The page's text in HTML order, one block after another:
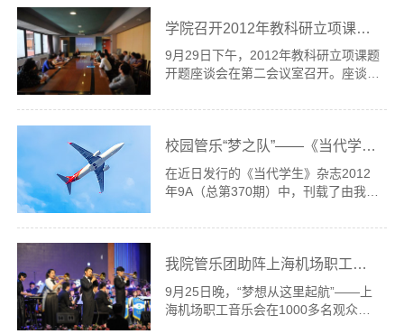
周老师宣布开学典礼正式开始。在全体
学院召开2012年教科研立项课题开题座谈会
9月29日下午，2012年教科研立项课题
开题座谈会在第二会议室召开。座谈会
责人出席了会议并作了发言。 陆周首
成情况，之后介绍了2012年校内课
题...
校园管乐“梦之队”——《当代学生》杂志载文介绍我院管乐团
在近日发行的《当代学生》杂志2012
年9A（总第370期）中，刊载了由我院
——走近上海民航职业技术学院管乐
校成立民航上海中专管乐团以来，在我院管乐团助阵上海机场职工艺术节精彩开幕
9月25日晚，“梦想从这里起航”——上
海机场职工音乐会在1000多名观众的